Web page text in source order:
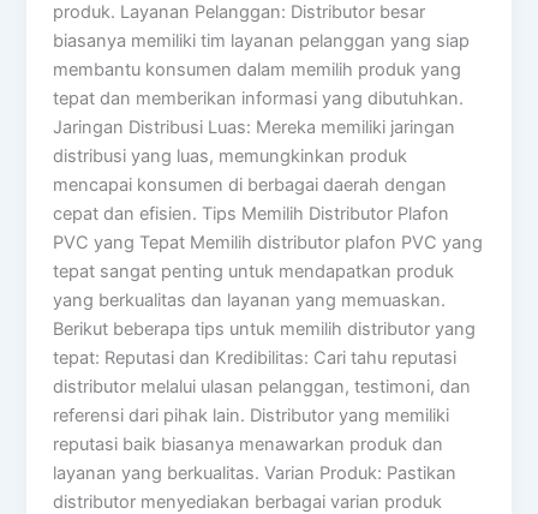
produk. Layanan Pelanggan: Distributor besar
biasanya memiliki tim layanan pelanggan yang siap
membantu konsumen dalam memilih produk yang
tepat dan memberikan informasi yang dibutuhkan.
Jaringan Distribusi Luas: Mereka memiliki jaringan
distribusi yang luas, memungkinkan produk
mencapai konsumen di berbagai daerah dengan
cepat dan efisien. Tips Memilih Distributor Plafon
PVC yang Tepat Memilih distributor plafon PVC yang
tepat sangat penting untuk mendapatkan produk
yang berkualitas dan layanan yang memuaskan.
Berikut beberapa tips untuk memilih distributor yang
tepat: Reputasi dan Kredibilitas: Cari tahu reputasi
distributor melalui ulasan pelanggan, testimoni, dan
referensi dari pihak lain. Distributor yang memiliki
reputasi baik biasanya menawarkan produk dan
layanan yang berkualitas. Varian Produk: Pastikan
distributor menyediakan berbagai varian produk